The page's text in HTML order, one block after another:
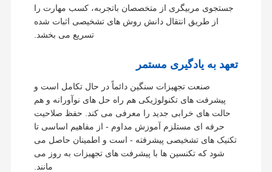
جستجوی مربیگری از متخصصان باتجربه، کسب مهارت را
از طریق انتقال دانش روش های تشخیصی اثبات شده
تسریع می بخشد.
تعهد به یادگیری مستمر
صنعت تجهیزات سنگین دائماً در حال تکامل است و
پیشرفت های تکنولوژیکی هم راه حل های نوآورانه و هم
حالت های خرابی جدید را معرفی می کند. حفظ صلاحیت
حرفه ای مستلزم آموزش مداوم - از مفاهیم اساسی تا
تکنیک های تشخیصی پیشرفته - است و اطمینان حاصل می
شود که تکنسین ها با پیشرفت های تجهیزات به روز می
مانند.